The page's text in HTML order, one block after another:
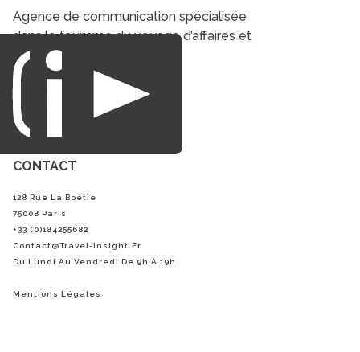
Agence de communication spécialisée
dans le tourisme du voyage d’affaires et
du loisirs.
CONTACT
128 Rue La Boétie
75008 Paris
+33 (0)184255682
Contact@Travel-Insight.fr
Du Lundi Au Vendredi De 9h À 19h
Mentions Légales